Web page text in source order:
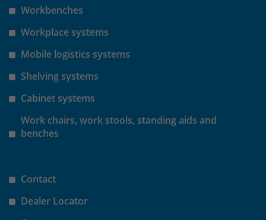
Workbenches
Workplace systems
Mobile logistics systems
Shelving systems
Cabinet systems
Work chairs, work stools, standing aids and
benches
Contact
Dealer Locator
Anbieter Matomo
Laufzeit 30 Minuten
Zweck
Das Cookie wird genutzt um temporär
Name
Anbieter Matomo